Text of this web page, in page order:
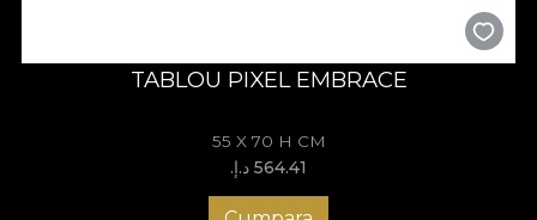
TABLOU PIXEL EMBRACE
55 X 70 H CM
564.41 د.إ.‏